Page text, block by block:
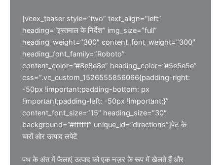
[vcex_teaser style=”two” text_align=”left”
heading=”इस्तमाल के निर्देश” img_size=”full”
heading_weight=”300″ content_font_weight=”300″
heading_font_family=”Roboto”
content_color=”#8e8e8e” heading_color=”#5e5e5e”
css=”.vc_custom_1526555856066{padding-right:
-50px !important;padding-bottom: px
!important;padding-left: -50px !important;}”
content_font_size=”15″ heading_size=”30″
background=”#ffffff” unique_id=”directions”]पेट के
चारों ओर उत्पाद लपेटें
पथ के अंत में फैलाएं उत्पाद को एक नज़र के रूप में खेलते हैं और